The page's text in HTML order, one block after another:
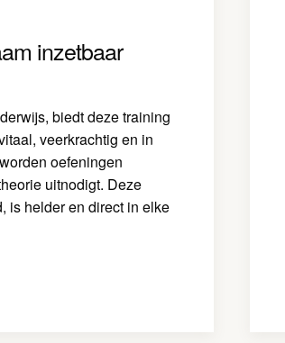
inzetbaar
biedt deze training
veerkrachtig en in
oefeningen
uitnodigt. Deze
is helder en direct in elke